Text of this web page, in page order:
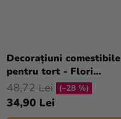
Decorațiuni comestibile
pentru tort - Flori
colorate cu frunze 6 buc
34,90 Lei
48,72 Lei (–28 %)